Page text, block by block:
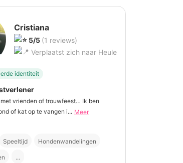
Cristiana
5/5 (1 reviews)
Verplaatst zich naar Heule
identiteit
vrienden of trouwfeest… Ik ben
of kat op te vangen i... Meer
Speeltijd Hondenwandelingen
...